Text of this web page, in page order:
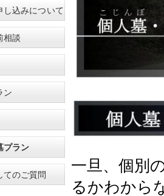
一旦、個別
るかわから
し込みについて
相談
ン
プラン
てのご質問